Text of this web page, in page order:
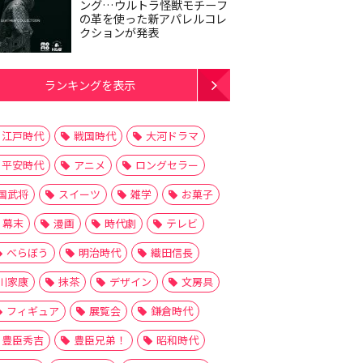
ング…ウルトラ怪獣モチーフ
の革を使った新アパレルコレ
クションが発表
ランキングを表示
江戸時代 戦国時代
大河ドラマ
平安時代
アニメ
ロングセラー
武将
スイーツ 雑学
お菓子
幕末
漫画 時代劇
テレビ
べらぼう
明治時代
織田信長
家康
抹茶 デザイン
文房具
フィギュア
展覧会
鎌倉時代
豊臣秀吉
豊臣兄弟！
昭和時代